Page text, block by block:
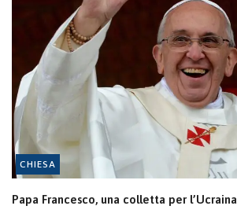
CHIESA
Papa Francesco, una colletta per l’Ucraina